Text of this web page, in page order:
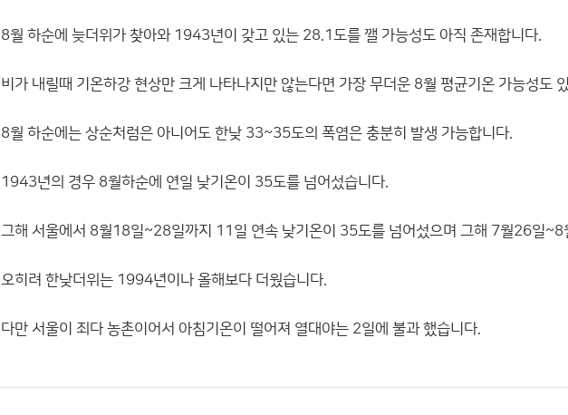
8월 하순에 늦더위가 찾아와 1943년이 갖고 있는 28.1도를 깰 가능성도 아직 존재합니다.
비가 내릴때 기온하강 현상만 크게 나타나지만 않는다면 가장 무더운 8월 평균기온 가능성도
8월 하순에는 상순처럼은 아니어도 한낮 33~35도의 폭염은 충분히 발생 가능합니다.
1943년의 경우 8월하순에 연일 낮기온이 35도를 넘어섰습니다.
그해 서울에서 8월18일~28일까지 11일 연속 낮기온이 35도를 넘어섰으며 그해 7월26일
오히려 한낮더위는 1994년이나 올해보다 더웠습니다.
다만 서울이 죄다 농촌이어서 아침기온이 떨어져 열대야는 2일에 불과 했습니다.